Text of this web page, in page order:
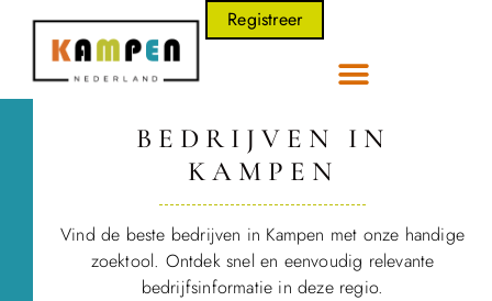
Registreer
BEDRIJVEN IN
KAMPEN
Vind de beste bedrijven in Kampen met onze handige
zoektool. Ontdek snel en eenvoudig relevante
bedrijfsinformatie in deze regio.